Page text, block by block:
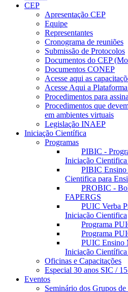
CEP
Apresentação CEP
Equipe
Representantes
Cronograma de reuniões
Submissão de Protocolos
Documentos do CEP
Documentos CONEP
Acesse aqui as
Acesse Aqui a
Procedimentos para
Procedimentos que
em ambientes virtuais
Legislação INAEP
Iniciação Científica
Programas
PIBIC -
Iniciação
PIBIC Ensino
Cientifica para
PROBIC -
FAPERGS
PUIC Verba
Iniciação Cientifica
Programa
Programa
PUIC Ensino
Iniciação
Oficinas e Capacitações
Especial 30 anos SIC /
Eventos
Seminário dos Grupos de